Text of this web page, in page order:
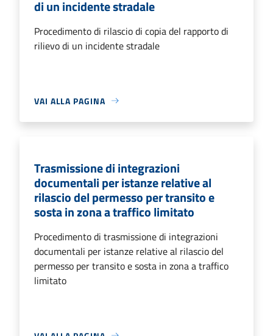
di un incidente stradale
Procedimento di rilascio di copia del rapporto di
rilievo di un incidente stradale
VAI ALLA PAGINA
Trasmissione di integrazioni
documentali per istanze relative al
rilascio del permesso per transito e
sosta in zona a traffico limitato
Procedimento di trasmissione di integrazioni
documentali per istanze relative al rilascio del
permesso per transito e sosta in zona a traffico
limitato